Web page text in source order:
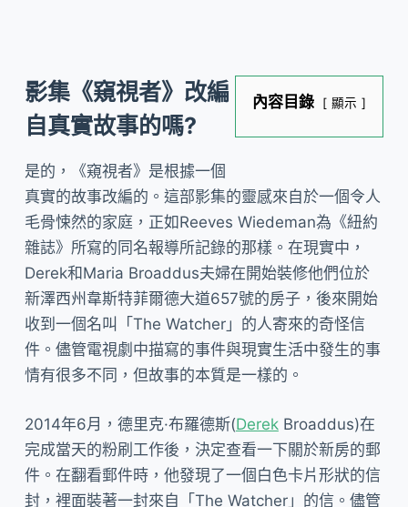
內容目錄 顯示
影集《窺視者》改編
自真實故事的嗎?
是的，《窺視者》是根據一個
真實的故事改編的。這部影集的靈感來自於一個令人
毛骨悚然的家庭，正如Reeves Wiedeman為《紐約
雜誌》所寫的同名報導所記錄的那樣。在現實中，
Derek和Maria Broaddus夫婦在開始裝修他們位於
新澤西州韋斯特菲爾德大道657號的房子，後來開始
收到一個名叫「The Watcher」的人寄來的奇怪信
件。儘管電視劇中描寫的事件與現實生活中發生的事
情有很多不同，但故事的本質是一樣的。
2014年6月，德里克·布羅德斯(DerekBroaddus)在
完成當天的粉刷工作後，決定查看一下關於新房的郵
件。在翻看郵件時，他發現了一個白色卡片形狀的信
封，裡面裝著一封來自「The Watcher」的信。儘管